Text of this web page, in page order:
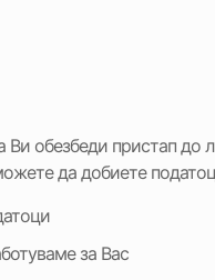
Ви обезбеди пристап до
да добиете
за Вас